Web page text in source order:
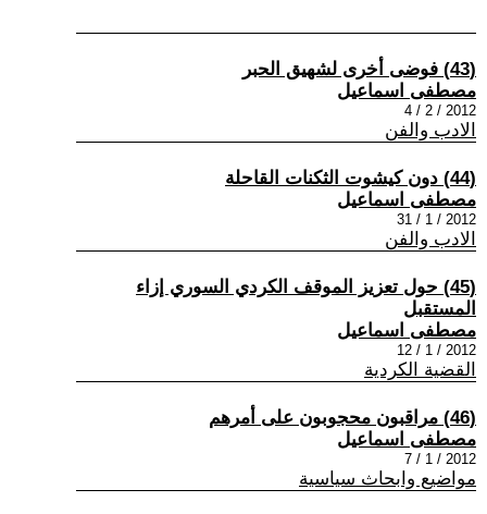
(43) فوضى أخرى لشهيق الحبر
مصطفى اسماعيل
2012 / 2 / 4
الادب والفن
(44) دون كيشوت الثكنات القاحلة
مصطفى اسماعيل
2012 / 1 / 31
الادب والفن
(45) حول تعزيز الموقف الكردي السوري إزاء
المستقبل
مصطفى اسماعيل
2012 / 1 / 12
القضية الكردية
(46) مراقبون محجوبون على أمرهم
مصطفى اسماعيل
2012 / 1 / 7
مواضيع وابحاث سياسية